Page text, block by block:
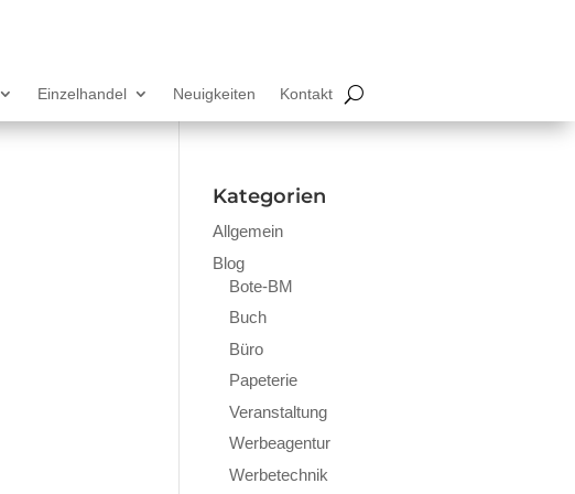
Einzelhandel Neuigkeiten Kontakt
Kategorien
Allgemein
Blog
Bote-BM
Buch
Büro
Papeterie
Veranstaltung
Werbeagentur
Werbetechnik